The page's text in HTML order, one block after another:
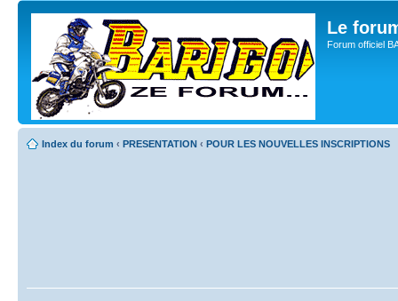
Le
Forum officiel
Index du forum ‹ PRESENTATION ‹ POUR LES NOUVELLES INSCRIPTIONS